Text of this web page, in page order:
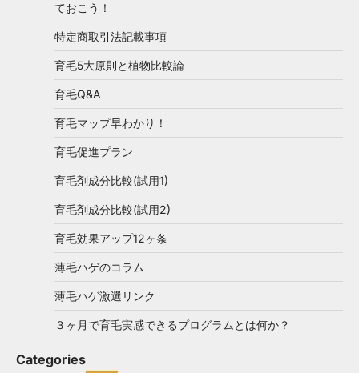
ておこう！
特定商取引法記載事項
育毛5大原則と植物比較論
育毛Q&A
育毛マップ早わかり！
育毛促進プラン
育毛剤成分比較(試用1)
育毛剤成分比較(試用2)
育毛効果アップ12ヶ条
薄毛ハゲのコラム
薄毛ハゲ激選リンク
３ヶ月で育毛実感できるプログラムとは何か？
Categories